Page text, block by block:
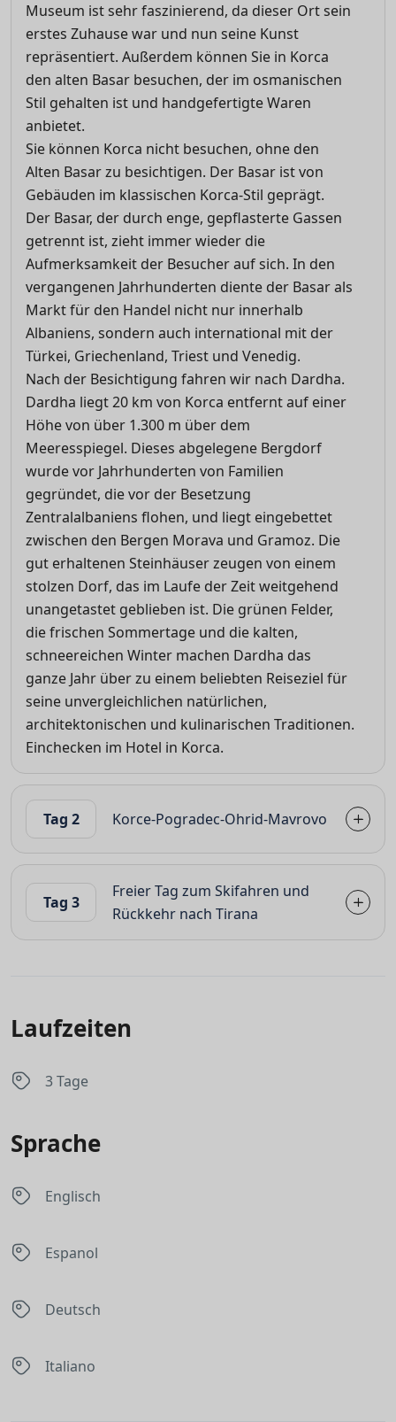
Museum ist sehr faszinierend, da dieser Ort sein
erstes Zuhause war und nun seine Kunst
repräsentiert. Außerdem können Sie in Korca
den alten Basar besuchen, der im osmanischen
Stil gehalten ist und handgefertigte Waren
anbietet.
Sie können Korca nicht besuchen, ohne den
Alten Basar zu besichtigen. Der Basar ist von
Gebäuden im klassischen Korca-Stil geprägt.
Der Basar, der durch enge, gepflasterte Gassen
getrennt ist, zieht immer wieder die
Aufmerksamkeit der Besucher auf sich. In den
vergangenen Jahrhunderten diente der Basar als
Markt für den Handel nicht nur innerhalb
Albaniens, sondern auch international mit der
Türkei, Griechenland, Triest und Venedig.
Nach der Besichtigung fahren wir nach Dardha.
Dardha liegt 20 km von Korca entfernt auf einer
Höhe von über 1.300 m über dem
Meeresspiegel. Dieses abgelegene Bergdorf
wurde vor Jahrhunderten von Familien
gegründet, die vor der Besetzung
Zentralalbaniens flohen, und liegt eingebettet
zwischen den Bergen Morava und Gramoz. Die
gut erhaltenen Steinhäuser zeugen von einem
stolzen Dorf, das im Laufe der Zeit weitgehend
unangetastet geblieben ist. Die grünen Felder,
die frischen Sommertage und die kalten,
schneereichen Winter machen Dardha das
ganze Jahr über zu einem beliebten Reiseziel für
seine unvergleichlichen natürlichen,
architektonischen und kulinarischen Traditionen.
Einchecken im Hotel in Korca.
Tag 2 Korce-Pogradec-Ohrid-Mavrovo
Tag 3
Freier Tag zum Skifahren und
Rückkehr nach Tirana
Laufzeiten
3 Tage
Sprache
Englisch
Espanol
Deutsch
Italiano